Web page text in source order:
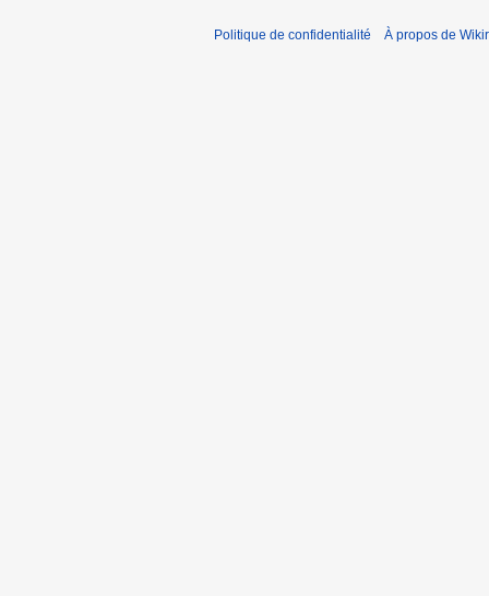
Politique de confidentialité À propos de